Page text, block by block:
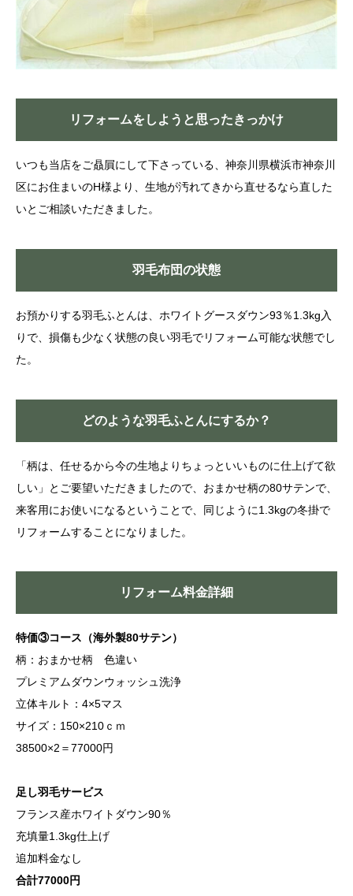
リフォームをしようと思ったきっかけ
いつも当店をご贔屓にして下さっている、神奈川県横浜市神奈川
区にお住まいのH様より、生地が汚れてきから直せるなら直した
いとご相談いただきました。
羽毛布団の状態
お預かりする羽毛ふとんは、ホワイトグースダウン93％1.3kg入
りで、損傷も少なく状態の良い羽毛でリフォーム可能な状態でし
た。
どのような羽毛ふとんにするか？
「柄は、任せるから今の生地よりちょっといいものに仕上げて欲
しい」とご要望いただきましたので、おまかせ柄の80サテンで、
来客用にお使いになるということで、同じように1.3kgの冬掛で
リフォームすることになりました。
リフォーム料金詳細
特価③コース（海外製80サテン）
柄：おまかせ柄 色違い
プレミアムダウンウォッシュ洗浄
立体キルト：4×5マス
サイズ：150×210ｃｍ
38500×2＝77000円
足し羽毛サービス
フランス産ホワイトダウン90％
充填量1.3kg仕上げ
追加料金なし
合計77000円